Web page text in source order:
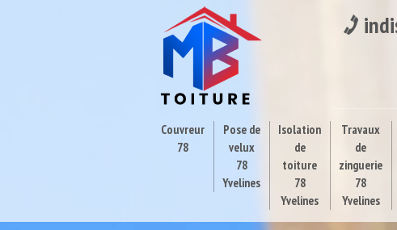
Couvreur
78
Pose de
velux
78
Yvelines
Isolation
de
toiture
78
Yvelines
Travaux
de
zinguerie
78
Yvelines